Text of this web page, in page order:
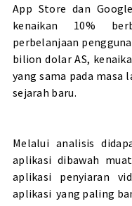
App Store dan
kenaikan 10%
perbelanjaan
bilion dolar AS,
yang sama pada masa
sejarah baru.
Melalui analisis
aplikasi dibawah
aplikasi penyiaran
aplikasi yang paling